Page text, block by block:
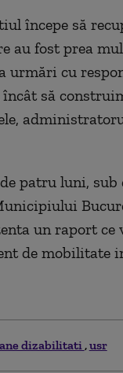
începe să
au fost prea
urmări cu
să
patru luni, sub
un raport ce
de mobilitate
dizabilitati usr